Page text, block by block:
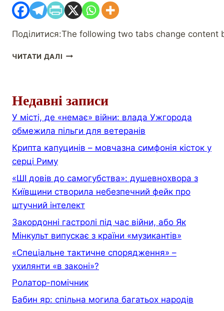
Поділитися:The following two tabs change content
ЧИТАТИ ДАЛІ
Недавні записи
У місті, де «немає» війни: влада Ужгорода
обмежила пільги для ветеранів
Крипта капуцинів – мовчазна симфонія кісток у
серці Риму
«ШІ довів до самогубства»: душевнохвора з
Київщини створила небезпечний фейк про
штучний інтелект
Закордонні гастролі під час війни, або Як
Мінкульт випускає з країни «музикантів»
«Спеціальне тактичне спорядження» –
ухилянти «в законі»?
Ролатор-помічник
Бабин яр: спільна могила багатьох народів